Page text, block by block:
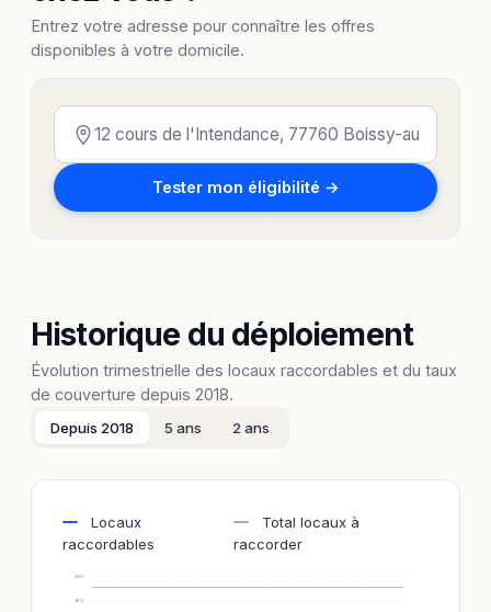
Entrez votre adresse pour connaître les offres
disponibles à votre domicile.
Tester mon éligibilité →
Historique du déploiement
Évolution trimestrielle des locaux raccordables et du taux
de couverture depuis 2018.
Depuis 2018 5 ans 2 ans
Locaux
raccordables
Total locaux à
raccorder
160
200